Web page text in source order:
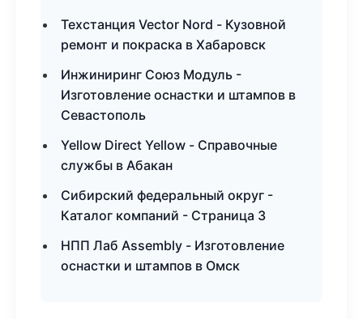
Техстанция Vector Nord - Кузовной
ремонт и покраска в Хабаровск
Инжиниринг Союз Модуль -
Изготовление оснастки и штампов в
Севастополь
Yellow Direct Yellow - Справочные
службы в Абакан
Сибирский федеральный округ -
Каталог компаний - Страница 3
НПП Лаб Assembly - Изготовление
оснастки и штампов в Омск